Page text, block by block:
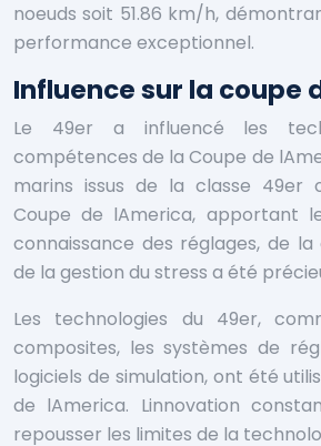
noeuds soit 51.86 km/h,
performance exceptionnel.
Influence sur la coupe
Le 49er a influencé les
compétences de la Coupe de
marins issus de la classe
Coupe de lAmerica, apportant
connaissance des réglages, de
de la gestion du stress a été
Les technologies du 49er,
composites, les systèmes de
logiciels de simulation, ont été
de lAmerica. Linnovation
repousser les limites de la